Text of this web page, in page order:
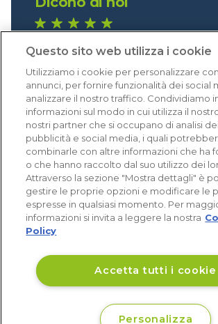
Eccellente (4,8)
Acquisti verificati
Questo sito web utilizza i cookie
Utilizziamo i cookie per personalizzare
annunci, per fornire funzionalità dei social
analizzare il nostro traffico. Condividiamo
informazioni sul modo in cui utilizza il
nostri partner che si occupano di analisi
pubblicità e social media, i quali
combinarle con altre informazioni che ha
o che hanno raccolto dal suo utilizzo dei
Attraverso la sezione "Mostra dettagli" è
gestire le proprie opzioni e modificare le
espresse in qualsiasi momento. Per
informazioni si invita a leggere la nostra
Policy
Accetta tutti i cookie
Personalizza